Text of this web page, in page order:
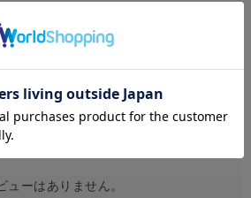
（0） スタッフレビュー
ューはありません。